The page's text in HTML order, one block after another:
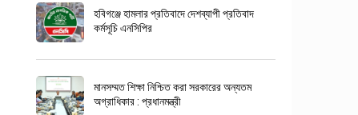
হবিগঞ্জে হামলার প্রতিবাদে দেশব্যাপী প্রতিবাদ
কর্মসূচি এনসিপির
মানসম্মত শিক্ষা নিশ্চিত করা সরকারের অন্যতম
অগ্রাধিকার : প্রধানমন্ত্রী